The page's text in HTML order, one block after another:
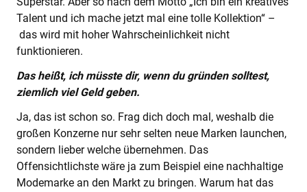
Talent und ich mache jetzt mal eine tolle Kollektion“ –
das wird mit hoher Wahrscheinlichkeit nicht
funktionieren.
Das heißt, ich müsste dir, wenn du gründen solltest,
ziemlich viel Geld geben.
Ja, das ist schon so. Frag dich doch mal, weshalb die
großen Konzerne nur sehr selten neue Marken launchen,
sondern lieber welche übernehmen. Das
Offensichtlichste wäre ja zum Beispiel eine nachhaltige
Modemarke an den Markt zu bringen. Warum hat das